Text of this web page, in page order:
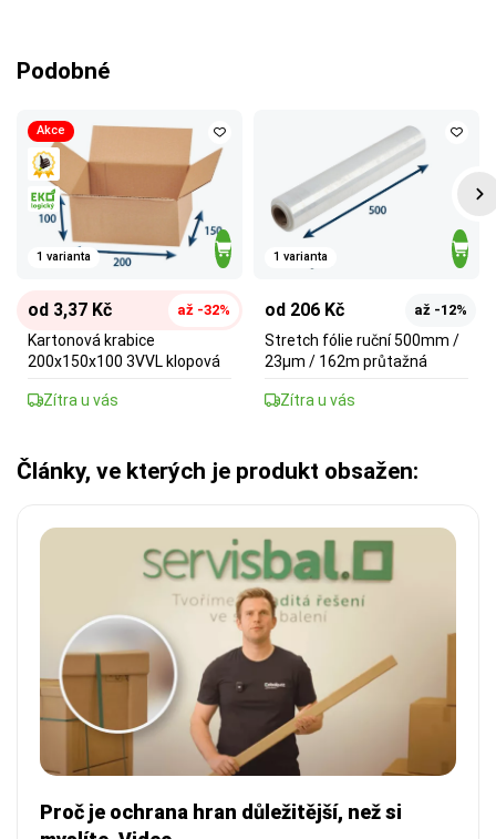
Podobné
Akce
1 varianta
od 3,37 Kč až -32%
Kartonová krabice
200x150x100 3VVL klopová
Zítra u vás
1 varianta
od 206 Kč až -12%
Stretch fólie ruční 500mm /
23µm / 162m průtažná
Zítra u vás
Články, ve kterých je produkt obsažen:
Proč je ochrana hran důležitější, než si